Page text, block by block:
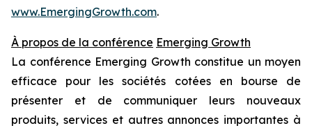
www.EmergingGrowth.com.
À propos de la conférence Emerging Growth
La conférence Emerging Growth constitue un moyen
efficace pour les sociétés cotées en bourse de
présenter et de communiquer leurs nouveaux
produits, services et autres annonces importantes à